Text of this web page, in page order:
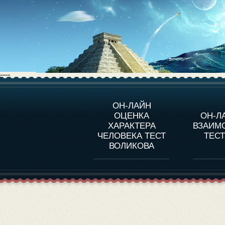
----
ОН-ЛАЙН
ОЦЕНКА
ХАРАКТЕРА
ЧЕЛОВЕКА ТЕСТ
ВОЛИКОВА
ОН-
О ПРОГРАММЕ
ОЦЕНКА ХАРАКТЕРA
ЧЕЛОВЕКА
ОЦЕНКА ХАРАКТЕРА
ВЫДАЮЩИХСЯ
ЛИЧНОСТЕЙ